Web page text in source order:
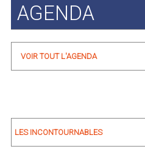
AGENDA
VOIR TOUT L'AGENDA
LES INCONTOURNABLES